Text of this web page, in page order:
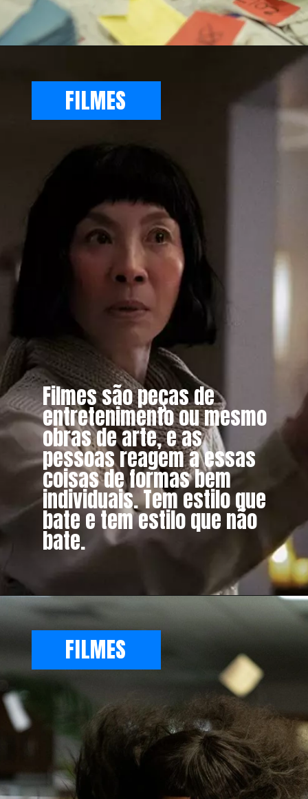
Filmes são peças de
entretenimento ou mesmo
obras de arte, e as
pessoas reagem a essas
coisas de formas bem
individuais. Tem estilo que
bate e tem estilo que não
bate.
FILMES
FILMES